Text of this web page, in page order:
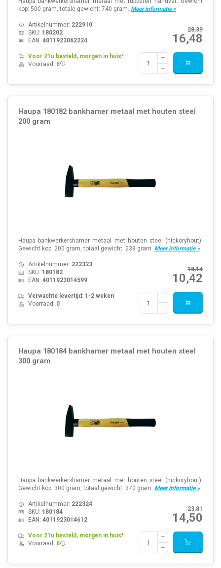
kop: 500 gram, totale gewicht: 740 gram. Meer informatie »
28,39
16,48
Artikelnummer: 222910
SKU: 180202
EAN: 4011923062224
Voor 21u besteld, morgen in huis*
Voorraad: 6
Haupa 180182 bankhamer metaal met houten steel
200 gram
Haupa bankwerkershamer metaal met houten steel (hickoryhout).
Gewicht kop: 200 gram, totaal gewicht: 238 gram. Meer informatie »
18,14
10,42
Artikelnummer: 222323
SKU: 180182
EAN: 4011923014599
Verwachte levertijd: 1-2 weken
Voorraad: 0
Haupa 180184 bankhamer metaal met houten steel
300 gram
Haupa bankwerkershamer metaal met houten steel (hickoryhout).
Gewicht kop: 300 gram, totaal gewicht: 370 gram. Meer informatie »
23,81
14,50
Artikelnummer: 222324
SKU: 180184
EAN: 4011923014612
Voor 21u besteld, morgen in huis*
Voorraad: 6